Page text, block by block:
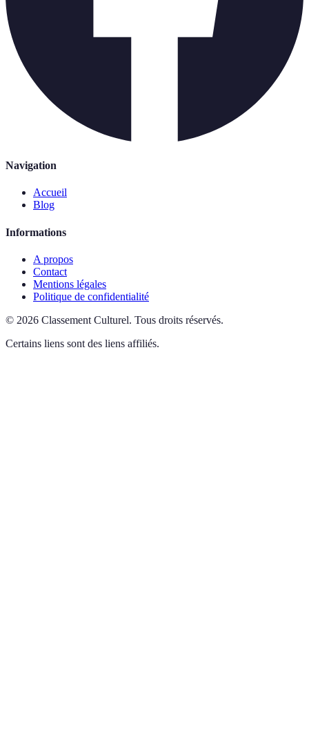
Navigation
Accueil
Blog
Informations
A propos
Contact
Mentions légales
Politique de confidentialité
© 2026 Classement Culturel. Tous droits réservés.
Certains liens sont des liens affiliés.